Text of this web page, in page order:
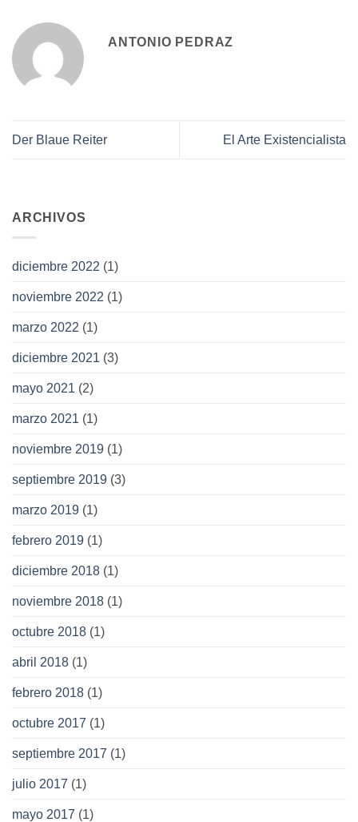
ANTONIO PEDRAZ
Der Blaue Reiter El Arte Existencialista
ARCHIVOS
diciembre 2022 (1)
noviembre 2022 (1)
marzo 2022 (1)
diciembre 2021 (3)
mayo 2021 (2)
marzo 2021 (1)
noviembre 2019 (1)
septiembre 2019 (3)
marzo 2019 (1)
febrero 2019 (1)
diciembre 2018 (1)
noviembre 2018 (1)
octubre 2018 (1)
abril 2018 (1)
febrero 2018 (1)
octubre 2017 (1)
septiembre 2017 (1)
julio 2017 (1)
mayo 2017 (1)